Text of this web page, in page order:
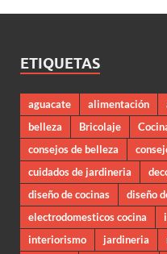
ETIQUETAS
aguacate alimentación
belleza
Bricolaje
consejos de belleza
cuidados de jardineria
diseño de cocinas
diseño
electrodomesticos cocina
interiorismo
jardineria